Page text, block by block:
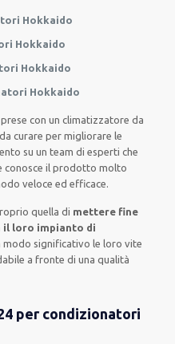
Hokkaido
Hokkaido
Hokkaido
Hokkaido
con un climatizzatore da
curare per migliorare le
su un team di esperti che
conosce il prodotto molto
veloce ed efficace.
quella di mettere fine
il loro impianto di
modo significativo le loro vite
a fronte di una qualità
per condizionatori